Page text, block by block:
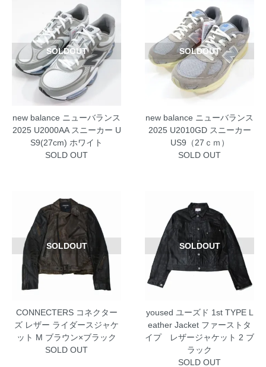
SOLDOUT
new balance ニューバランス
2025 U2000AA スニーカー U
S9(27cm) ホワイト
SOLD OUT
SOLDOUT
new balance ニューバランス
2025 U2010GD スニーカー
US9（27ｃｍ）
SOLD OUT
SOLDOUT
CONNECTERS コネクター
ズ レザー ライダースジャケ
ット M ブラウン×ブラック
SOLD OUT
SOLDOUT
yoused ユーズド 1st TYPE L
eather Jacket ファーストタ
イプ レザージャケット 2 ブ
ラック
SOLD OUT